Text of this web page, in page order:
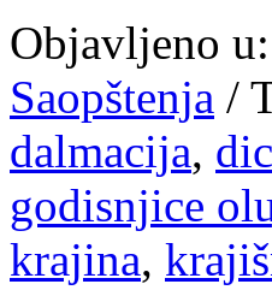
Objavljeno u:
Saopštenja /
dalmacija,
godisnjice
krajina,